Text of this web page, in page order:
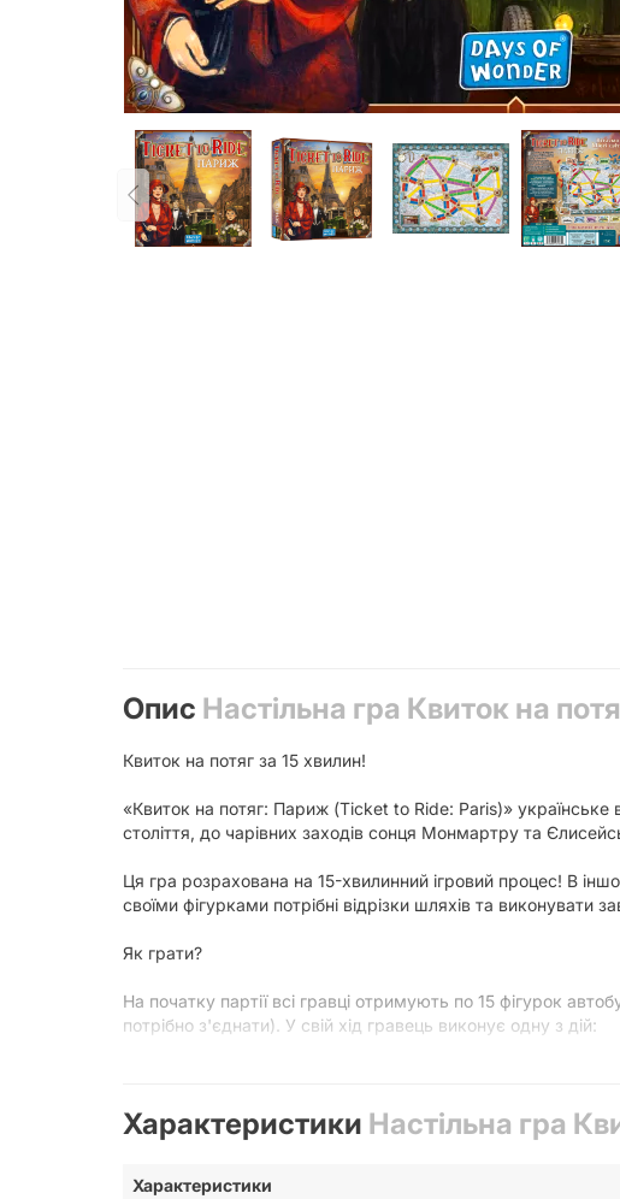
Опис Настільна гра Квиток на
Квиток на потяг за 15 хвилин!
«Квиток на потяг: Париж (Ticket to Ride: Paris)» українське
століття, до чарівних заходів сонця Монмартру та
Ця гра розрахована на 15-хвилинний ігровий процес! В
своїми фігурками потрібні відрізки шляхів та виконувати
Як грати?
На початку партії всі гравці отримують по 15 фігурок
потрібно з'єднати). У свій хід гравець виконує одну з дій:
Бере 2 карти з «ринку».
Бере 1 карту різнокольорового автобуса з «ринку». Така
Тягне 2 карти із завданнями, після чого вибирає і залишає
Характеристики Настільна гра
Характеристики